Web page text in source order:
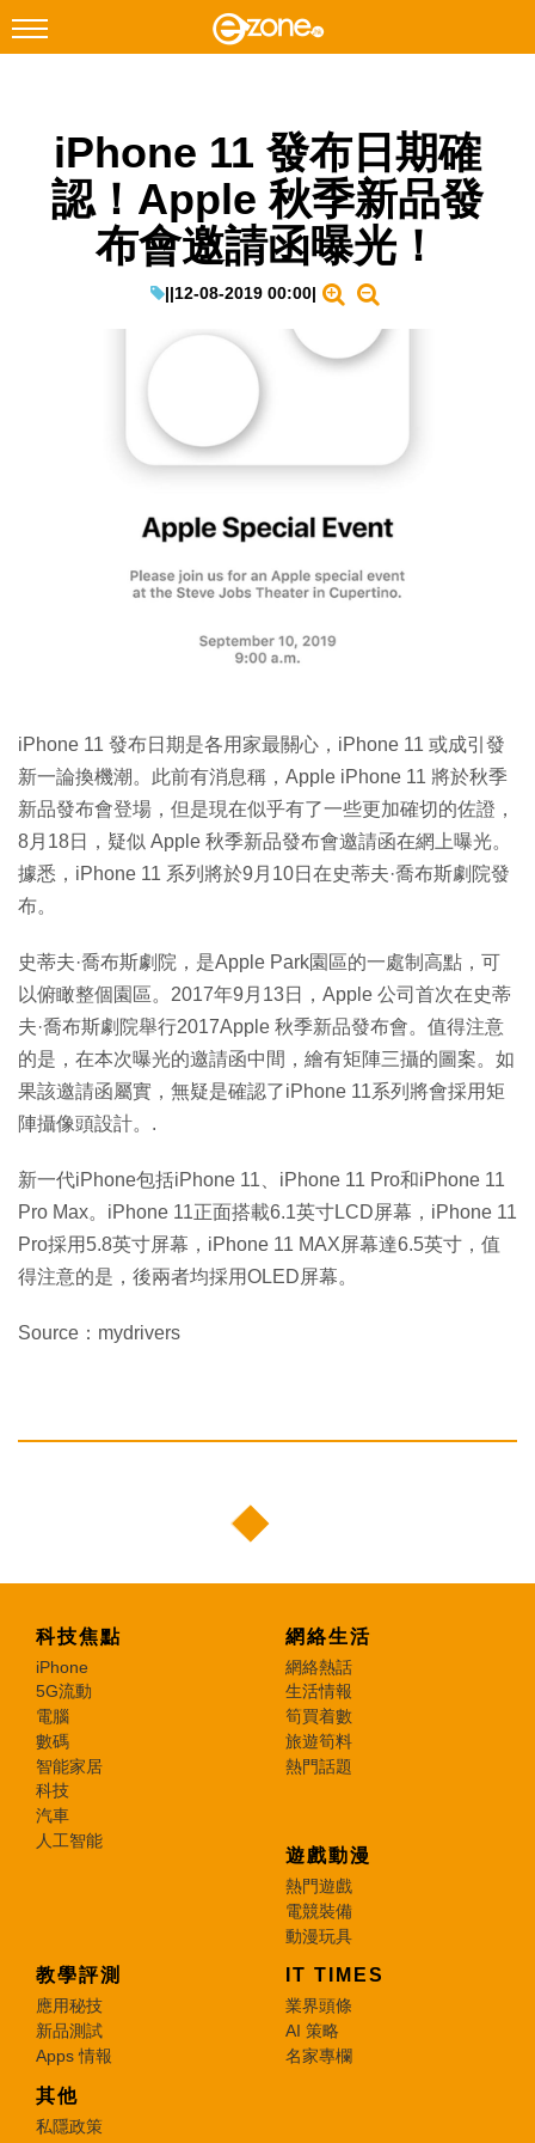
Facebook Instagram
科技焦點
Enterprise Digital Transformation
iPhone 11 發布日期確
認！Apple 秋季新品發
布會邀請函曝光！
||12-08-2019 00:00|
iPhone 11 發布日期是各用家最關心，iPhone 11 或成引發
新一論換機潮。此前有消息稱，Apple iPhone 11 將於秋季
新品發布會登場，但是現在似乎有了一些更加確切的佐證，
8月18日，疑似 Apple 秋季新品發布會邀請函在網上曝光。
據悉，iPhone 11 系列將於9月10日在史蒂夫·喬布斯劇院發
布。
史蒂夫·喬布斯劇院，是Apple Park園區的一處制高點，可
以俯瞰整個園區。2017年9月13日，Apple 公司首次在史蒂
夫·喬布斯劇院舉行2017Apple 秋季新品發布會。值得注意
的是，在本次曝光的邀請函中間，繪有矩陣三攝的圖案。如
果該邀請函屬實，無疑是確認了iPhone 11系列將會採用矩
陣攝像頭設計。.
新一代iPhone包括iPhone 11、iPhone 11 Pro和iPhone 11
Pro Max。iPhone 11正面搭載6.1英寸LCD屏幕，iPhone 11
Pro採用5.8英寸屏幕，iPhone 11 MAX屏幕達6.5英寸，值
得注意的是，後兩者均採用OLED屏幕。
Source：mydrivers
科技焦點
iPhone
5G流動
電腦
數碼
智能家居
科技
汽車
人工智能
網絡生活
網絡熱話
生活情報
筍買着數
旅遊筍料
熱門話題
遊戲動漫
熱門遊戲
電競裝備
動漫玩具
教學評測
應用秘技
新品測試
Apps 情報
IT TIMES
業界頭條
AI 策略
名家專欄
其他
私隱政策